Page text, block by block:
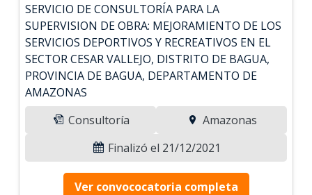
SERVICIO DE CONSULTORÍA PARA LA
SUPERVISION DE OBRA: MEJORAMIENTO DE LOS
SERVICIOS DEPORTIVOS Y RECREATIVOS EN EL
SECTOR CESAR VALLEJO, DISTRITO DE BAGUA,
PROVINCIA DE BAGUA, DEPARTAMENTO DE
AMAZONAS
Consultoría
Amazonas
Finalizó el 21/12/2021
Ver convococatoria completa